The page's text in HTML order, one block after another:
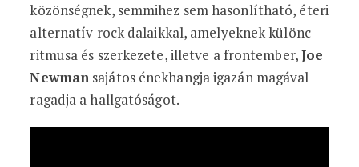
közönségnek, semmihez sem hasonlítható, éteri
alternatív rock dalaikkal, amelyeknek különc
ritmusa és szerkezete, illetve a frontember,Joe
Newman sajátos énekhangja igazán magával
ragadja a hallgatóságot.